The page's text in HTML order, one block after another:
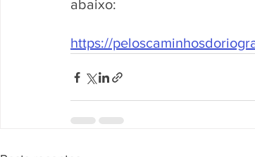
abaixo:
https://